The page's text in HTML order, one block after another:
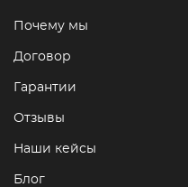
Почему мы
Договор
Гарантии
Отзывы
Наши кейсы
Блог